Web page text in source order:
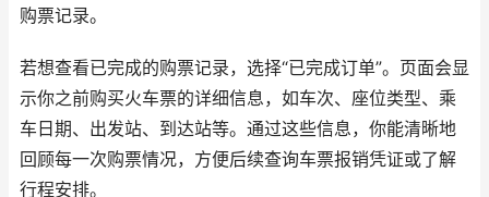
购票记录。
若想查看已完成的购票记录，选择“已完成订单”。页面会显
示你之前购买火车票的详细信息，如车次、座位类型、乘
车日期、出发站、到达站等。通过这些信息，你能清晰地
回顾每一次购票情况，方便后续查询车票报销凭证或了解
行程安排。